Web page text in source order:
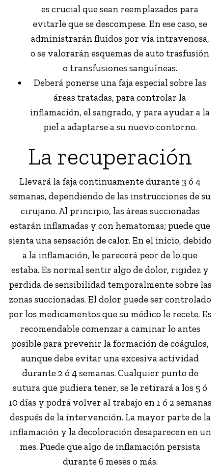
es crucial que sean reemplazados para
evitarle que se descompese. En ese caso, se
administrarán fluidos por vía intravenosa,
o se valorarán esquemas de auto trasfusión
o transfusiones sanguíneas.
Deberá ponerse una faja especial sobre las
áreas tratadas, para controlar la
inflamación, el sangrado, y para ayudar a la
piel a adaptarse a su nuevo contorno.
La recuperación
Llevará la faja continuamente durante 3 ó 4
semanas, dependiendo de las instrucciones de su
cirujano. Al principio, las áreas succionadas
estarán inflamadas y con hematomas; puede que
sienta una sensación de calor. En el inicio, debido
a la inflamación, le parecerá peor de lo que
estaba. Es normal sentir algo de dolor, rigidez y
perdida de sensibilidad temporalmente sobre las
zonas succionadas. El dolor puede ser controlado
por los medicamentos que su médico le recete. Es
recomendable comenzar a caminar lo antes
posible para prevenir la formación de coágulos,
aunque debe evitar una excesiva actividad
durante 2 ó 4 semanas. Cualquier punto de
sutura que pudiera tener, se le retirará a los 5 ó
10 días y podrá volver al trabajo en 1 ó 2 semanas
después de la intervención. La mayor parte de la
inflamación y la decoloración desaparecen en un
mes. Puede que algo de inflamación persista
durante 6 meses o más.